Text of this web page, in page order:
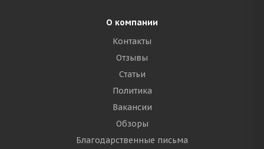
О компании
Контакты
Отзывы
Статьи
Политика
Вакансии
Обзоры
Благодарственные письма